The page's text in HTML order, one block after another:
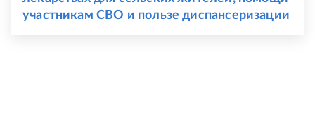
участникам СВО и пользе диспансеризации